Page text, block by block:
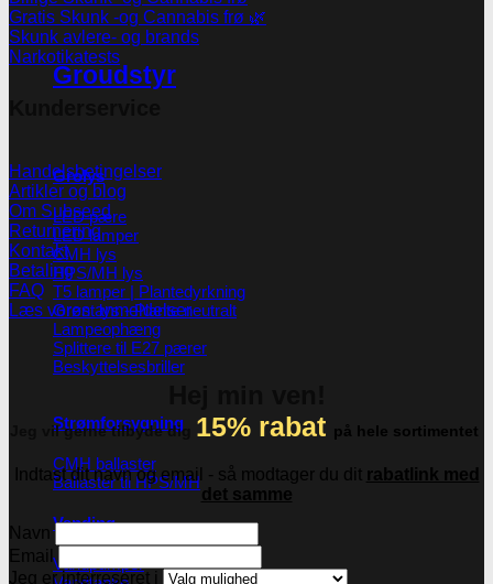
Groudstyr
Grolys
LED pære
LED lamper
CMH lys
HPS/MH lys
T5 lamper | Plantedyrkning
Grønt lys - Plante neutralt
Lampeophæng
Splittere til E27 pærer
Beskyttelsesbriller
Strømforsygning
CMH ballaster
Ballaster til HPS/MH
Vanding
Vandpumper
Gratis Skunk -og Cannabis frø 🌿
Skunk avlere- og brands
Narkotikatests
Handelsbetingelser
Artikler og blog
Om Subseed
Returnering
Kontakt
Betaling
FAQ
Læs vores anmeldelser
Jeg vil gerne tilbyde dig 15% rabat på hele sortimentet
Indtast dit navn og email - så modtager du dit rabatlink med
det samme
Navn
Email
Jeg er interreseret i